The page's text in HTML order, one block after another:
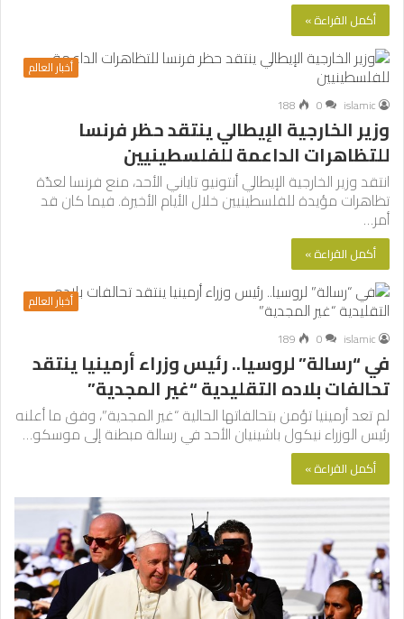
أكمل القراءة »
أخبار العالم
islamic
0
188
وزير الخارجية الإيطالي ينتقد حظر فرنسا
للتظاهرات الداعمة للفلسطينيين
انتقد وزير الخارجية الإيطالي أنتونيو تاياني الأحد، منع فرنسا لعدّة
تظاهرات مؤيدة للفلسطينيين خلال الأيام الأخيرة. فيما كان قد
أمر…
أكمل القراءة »
أخبار العالم
islamic
0
189
في “رسالة” لروسيا.. رئيس وزراء أرمينيا ينتقد
تحالفات بلاده التقليدية “غير المجدية”
لم تعد أرمينيا تؤمن بتحالفاتها الحالية “غير المجدية”، وفق ما أعلنه
رئيس الوزراء نيكول باشينيان الأحد في رسالة مبطنة إلى موسكو…
أكمل القراءة »